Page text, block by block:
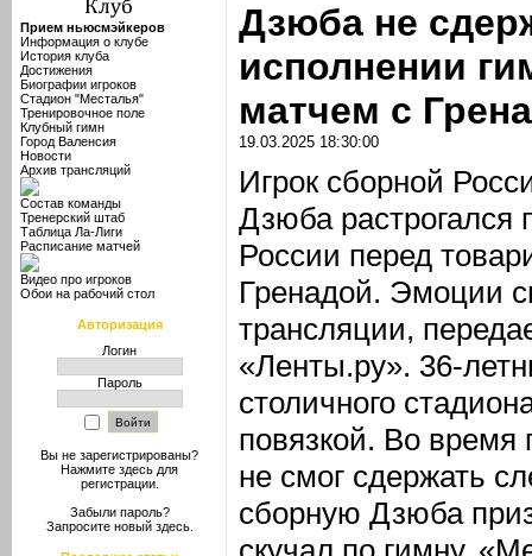
Прием ньюсмэйкеров
Информация о клубе
История клуба
Достижения
Биографии игроков
Стадион "Месталья"
Тренировочное поле
Клубный гимн
Город Валенсия
Новости
Архив трансляций
Состав команды
Тренерский штаб
Таблица Ла-Лиги
Расписание матчей
Видео про игроков
Обои на рабочий стол
Авторизация
Логин
Пароль
Вы не зарегистрированы?
Нажмите здесь для
регистрации.
Забыли пароль?
Запросите новый здесь.
Дзюба не
исполнении
матчем с
19.03.2025 18:30:00
Игрок сборной
Дзюба растрогался
России перед
Гренадой. Эмоции
трансляции,
«Ленты.ру». 36-
столичного
повязкой. Во
не смог сдержать
сборную Дзюба